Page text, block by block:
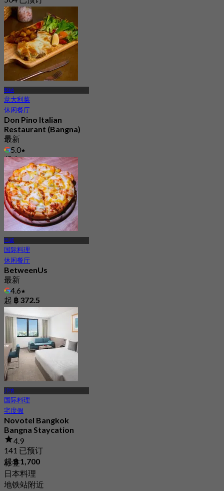
起฿ 399
邦纳
意大利菜
休闲餐厅
Don Pino Italian
Restaurant (Bangna)
最新
5.0
起฿ 645
巴威
国际料理
休闲餐厅
BetweenUs
最新
4.6
起 ฿ 372.5
邦纳
国际料理
宅度假
Novotel Bangkok
Bangna Staycation
4.9
141 已预订
起฿ 1,700
标签
日本料理
地铁站附近